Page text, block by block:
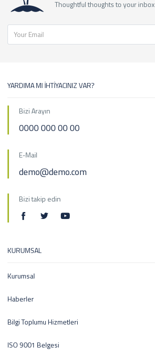
Thoughtful thoughts to your inbox
YARDIMA MI İHTİYACINIZ VAR?
Bizi Arayın
0000 000 00 00
E-Mail
demo@demo.com
Bizi takip edin
KURUMSAL
Kurumsal
Haberler
Bilgi Toplumu Hizmetleri
ISO 9001 Belgesi